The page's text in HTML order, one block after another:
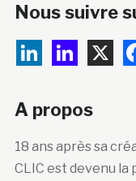
Nous suivre
A propos
18 ans après sa
CLIC est devenu